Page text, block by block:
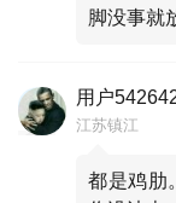
脚没事就
用户
江苏镇江
都是鸡肋